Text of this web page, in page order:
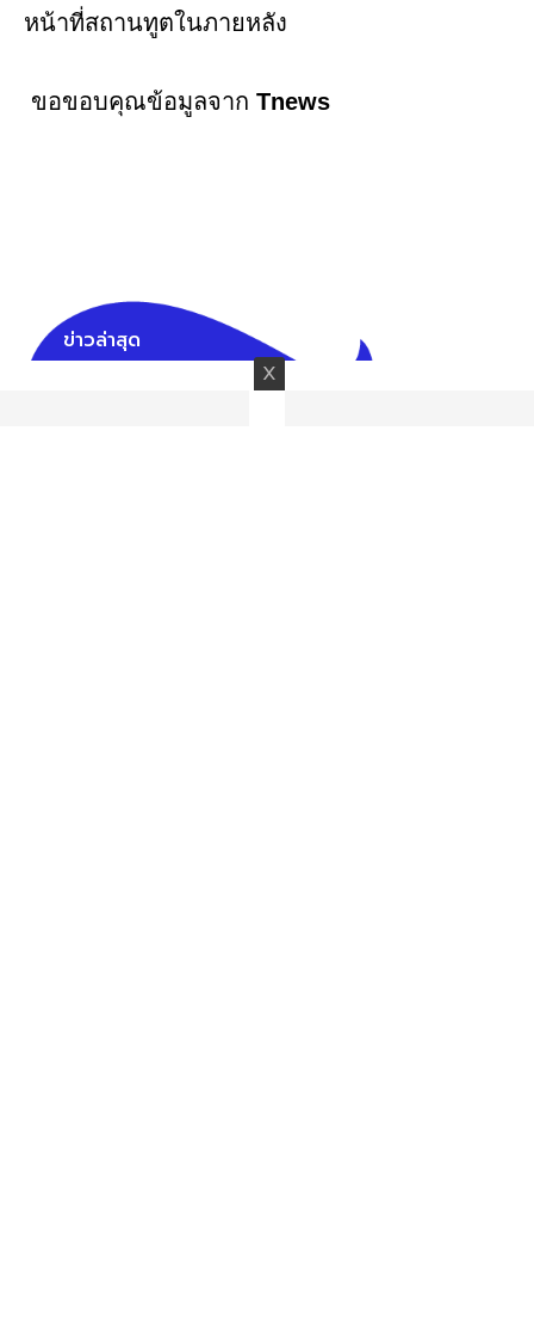
หน้าที่สถานทูตในภายหลัง
ขอขอบคุณข้อมูลจาก Tnews
ข่าวล่าสุด